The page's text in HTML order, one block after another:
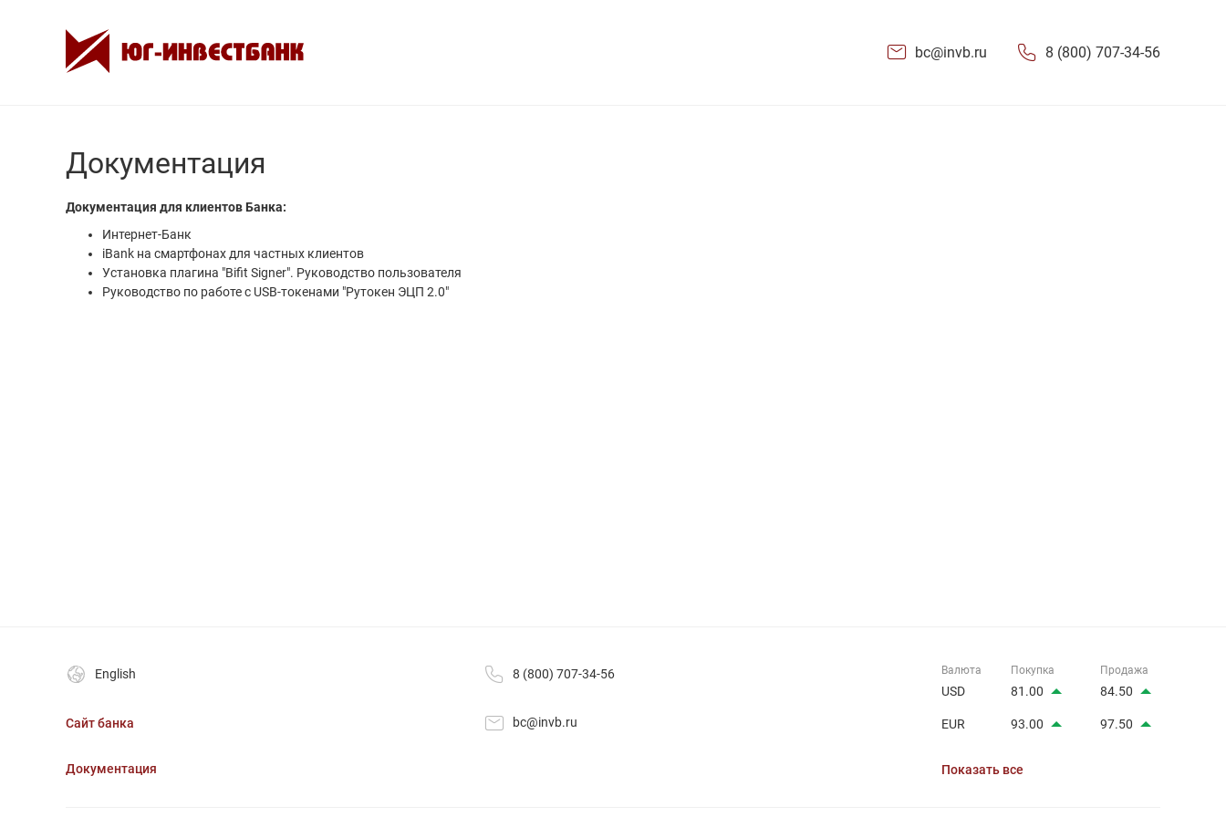
bc@invb.ru 8 (800) 707-34-56
Документация
Документация для клиентов Банка:
Интернет-Банк
iBank на смартфонах для частных клиентов
Установка плагина "Bifit Signer". Руководство пользователя
Руководство по работе с USB-токенами "Рутокен ЭЦП 2.0"
English
Сайт банка
Документация
8 (800) 707-34-56
bc@invb.ru
Валюта Покупка Продажа
USD 81.00 84.50
EUR 93.00 97.50
Показать все